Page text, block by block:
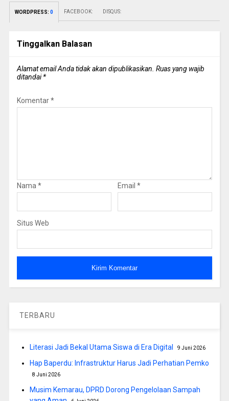
WORDPRESS: 0 FACEBOOK: DISQUS:
Tinggalkan Balasan
Alamat email Anda tidak akan dipublikasikan. Ruas yang wajib
ditandai*
Komentar*
Nama * Email *
Situs Web
TERBARU
Literasi Jadi Bekal Utama Siswa di Era Digital 9 Juni 2026
Hap Baperdu: Infrastruktur Harus Jadi Perhatian Pemko
8 Juni 2026
Musim Kemarau, DPRD Dorong Pengelolaan Sampah